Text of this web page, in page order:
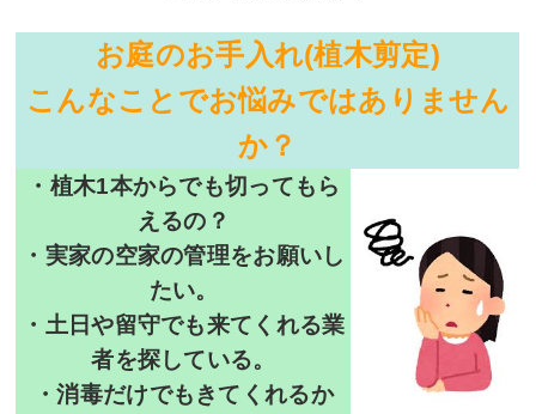
お庭のお手入れ(植木剪定)
こんなことでお悩みではありません
か？
・植木1本からでも切ってもら
えるの？
・実家の空家の管理をお願いし
たい。
・土日や留守でも来てくれる業
者を探している。
・消毒だけでもきてくれるか